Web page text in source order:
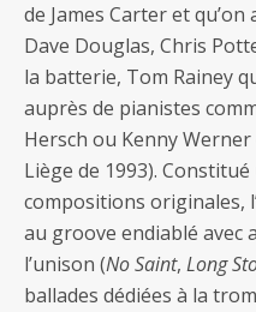
de James Carter et
Dave Douglas, Chris
la batterie, Tom Rainey
auprès de pianistes
Hersch ou Kenny
Liège de 1993).
compositions originales,
au groove endiablé
l’unison (No Saint, Long
ballades dédiées à la